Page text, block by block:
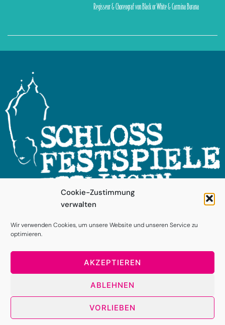
Cookie-Zustimmung
verwalten
Wir verwenden Cookies, um unsere Website und unseren Service zu
optimieren.
AKZEPTIEREN
ABLEHNEN
VORLIEBEN
Regisseur & Choreograf von Black or White & Carmina Burana
FOLGEN SIE UNS!